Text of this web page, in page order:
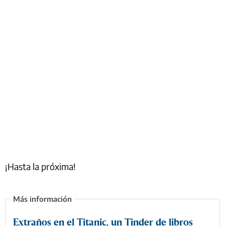
¡Hasta la próxima!
Extraños en el Titanic, un Tinder de libros